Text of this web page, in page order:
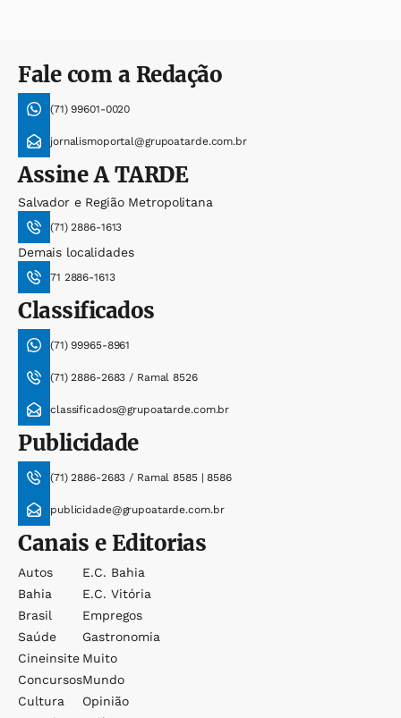
Fale com a Redação
(71) 99601-0020
jornalismoportal@grupoatarde.com.br
AssineA TARDE
Salvador e Região Metropolitana
(71) 2886-1613
Demais localidades
71 2886-1613
Classificados
(71) 99965-8961
(71) 2886-2683 / Ramal 8526
classificados@grupoatarde.com.br
Publicidade
(71) 2886-2683 / Ramal 8585 | 8586
publicidade@grupoatarde.com.br
Canais e Editorias
Autos
Bahia
Brasil
Saúde
Cineinsite
Concursos
Cultura
E.c. Bahia
E.c. Vitória
Empregos
Gastronomia
Muito
Mundo
Opinião